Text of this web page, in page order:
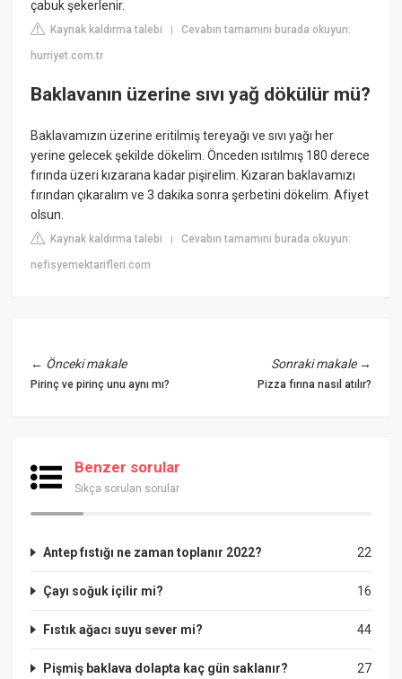
çabuk şekerlenir.
Kaynak kaldırma talebi |Cevabın tamamını burada okuyun:
hurriyet.com.tr
Baklavanın üzerine sıvı yağ dökülür mü?
Baklavamızın üzerine eritilmiş tereyağı ve sıvı yağı her
yerine gelecek şekilde dökelim. Önceden ısıtılmış 180 derece
fırında üzeri kızarana kadar pişirelim. Kızaran baklavamızı
fırından çıkaralım ve 3 dakika sonra şerbetini dökelim. Afiyet
olsun.
Kaynak kaldırma talebi |Cevabın tamamını burada okuyun:
nefisyemektarifleri.com
← Önceki makale
Pirinç ve pirinç unu aynı mı?
Sonraki makale→
Pizza fırına nasıl atılır?
Benzer sorular
Sıkça sorulan sorular
22
Antep fıstığı ne zaman toplanır 2022?
16
Çayı soğuk içilir mi?
44
Fıstık ağacı suyu sever mi?
27
Pişmiş baklava dolapta kaç gün saklanır?